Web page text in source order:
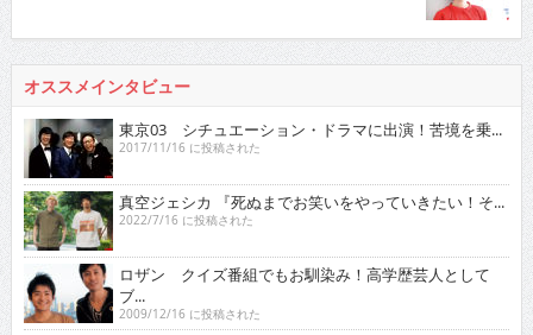
オススメインタビュー
東京03 シチュエーション・ドラマに出演！苦境を乗...
2017/11/16 に投稿された
真空ジェシカ 『死ぬまでお笑いをやっていきたい！そ...
2022/7/16 に投稿された
ロザン クイズ番組でもお馴染み！高学歴芸人として
ブ...
2009/12/16 に投稿された